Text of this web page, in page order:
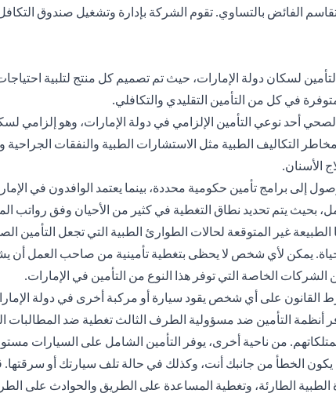
الفائض بالتساوي. تقوم الشركة بإدارة وتشغيل صندوق
لسكان دولة الإمارات، حيث تم تصميم كل منتج لتلبية احتياجات
متوفرة في كل من التأمين التقليدي والتكافلي.
أحد نوعي التأمين الإلزامي في دولة الإمارات، وهو إلزامي
التكاليف الطبية مثل الاستشارات الطبية والنفقات الجراحية
الأسنان.
إلى برامج تأمين حكومية محددة، بينما يعتمد الوافدون في
بحيث يتم تحديد نطاق التغطية في كثير من الأحيان وفق
الطبيعة غير المتوقعة لحالات الطوارئ الطبية التي تجعل
يمكن لأي شخص لا يحظى بتغطية تأمينية من صاحب العمل
الشركات الخاصة التي توفر هذا النوع من التأمين في الإمارات.
القانون على أي شخص يقود سيارة أو مركبة أخرى في دولة
أنظمة التأمين ضد مسؤولية الطرف الثالث تغطية ضد المطالبات
من ناحية أخرى، يوفر التأمين الشامل على السيارات
الخطأ من جانبك أنت، وكذلك في حالة تلف سيارتك أو سرقتها.
الطارئة، وتغطية المساعدة على الطريق والحوادث على